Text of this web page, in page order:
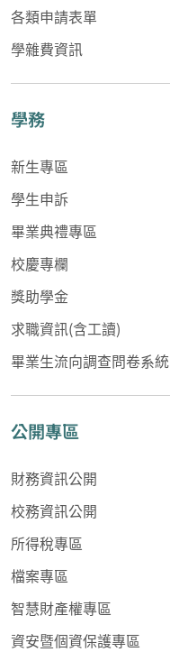
各類申請表單
學雜費資訊
學務
新生專區
學生申訴
畢業典禮專區
校慶專欄
獎助學金
求職資訊(含工讀)
畢業生流向調查問卷系統
公開專區
財務資訊公開
校務資訊公開
所得稅專區
檔案專區
智慧財產權專區
資安暨個資保護專區